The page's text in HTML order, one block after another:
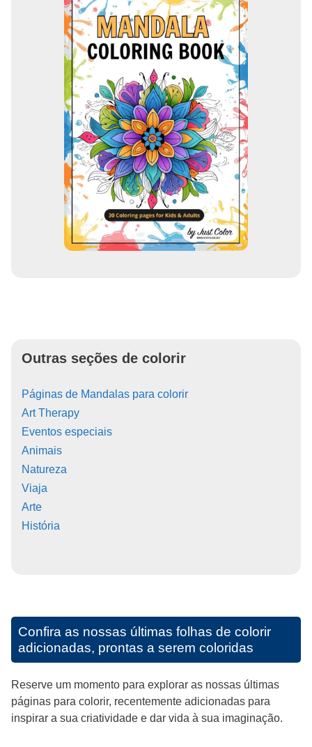
Outras seções de colorir
Páginas de Mandalas para colorir
Art Therapy
Eventos especiais
Animais
Natureza
Viaja
Arte
História
Confira as nossas últimas folhas de colorir
adicionadas, prontas a serem coloridas
Reserve um momento para explorar as nossas últimas
páginas para colorir, recentemente adicionadas para
inspirar a sua criatividade e dar vida à sua imaginação.